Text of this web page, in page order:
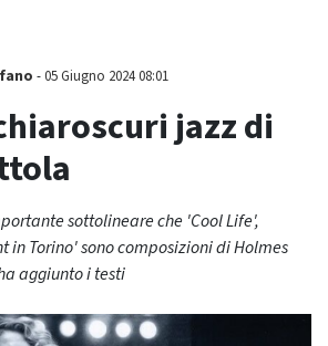
-05 Giugno 2024 08:01
jazz di
sottolineare che 'Cool Life',
in Torino' sono composizioni di Holmes
aggiunto i testi